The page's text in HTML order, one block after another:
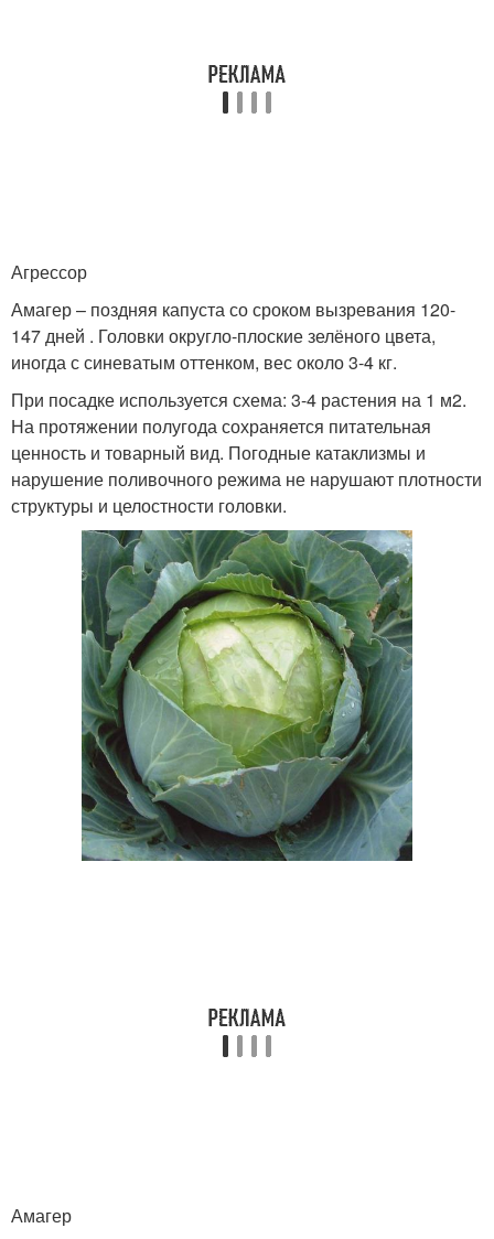
Агрессор
Амагер – поздняя капуста со сроком вызревания 120-
147 дней . Головки округло-плоские зелёного цвета,
иногда с синеватым оттенком, вес около 3-4 кг.
При посадке используется схема: 3-4 растения на 1 м2.
На протяжении полугода сохраняется питательная
ценность и товарный вид. Погодные катаклизмы и
нарушение поливочного режима не нарушают плотности
структуры и целостности головки.
Амагер